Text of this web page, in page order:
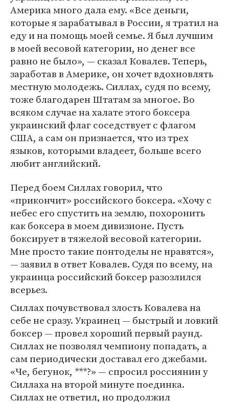
Америка много дала ему. «Все деньги,
которые я зарабатывал в России, я тратил на
еду и на помощь моей семье. Я был лучшим
в моей весовой категории, но денег все
равно не было», — сказал Ковалев. Теперь,
заработав в Америке, он хочет вдохновлять
местную молодежь. Силлах, судя по всему,
тоже благодарен Штатам за многое. Во
всяком случае на халате этого боксера
украинский флаг соседствует с флагом
США, а сам он признается, что из трех
языков, которыми владеет, больше всего
любит английский.
Перед боем Силлах говорил, что
«прикончит» российского боксера. «Хочу с
небес его спустить на землю, похоронить
как боксера в моем дивизионе. Пусть
боксирует в тяжелой весовой категории.
Мне просто такие понтоделы не нравятся»,
— заявил в ответ Ковалев. Судя по всему, на
украинца российский боксер разозлился
всерьез.
Силлах почувствовал злость Ковалева на
себе не сразу. Украинец — быстрый и ловкий
боксер — провел хороший первый раунд.
Силлах не позволял чемпиону попадать, а
сам периодически доставал его джебами.
«Че, бегунок, ***?» — спросил россиянин у
Силлаха на второй минуте поединка.
Силлах не ответил, но продолжил